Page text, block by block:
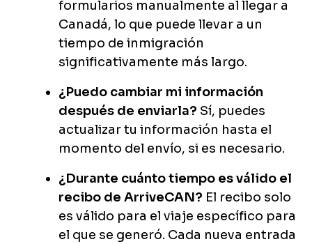
formularios manualmente al llegar a
Canadá, lo que puede llevar a un
tiempo de inmigración
significativamente más largo.
¿Puedo cambiar mi información
después de enviarla? Sí, puedes
actualizar tu información hasta el
momento del envío, si es necesario.
¿Durante cuánto tiempo es válido el
recibo de ArriveCAN? El recibo solo
es válido para el viaje específico para
el que se generó. Cada nueva entrada